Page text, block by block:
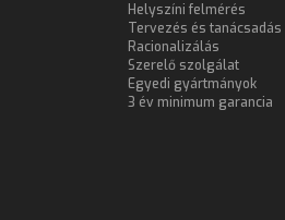
Helyszíni felmérés
Tervezés és tanácsadás
Racionalizálás
Szerelő szolgálat
Egyedi gyártmányok
3 év minimum garancia